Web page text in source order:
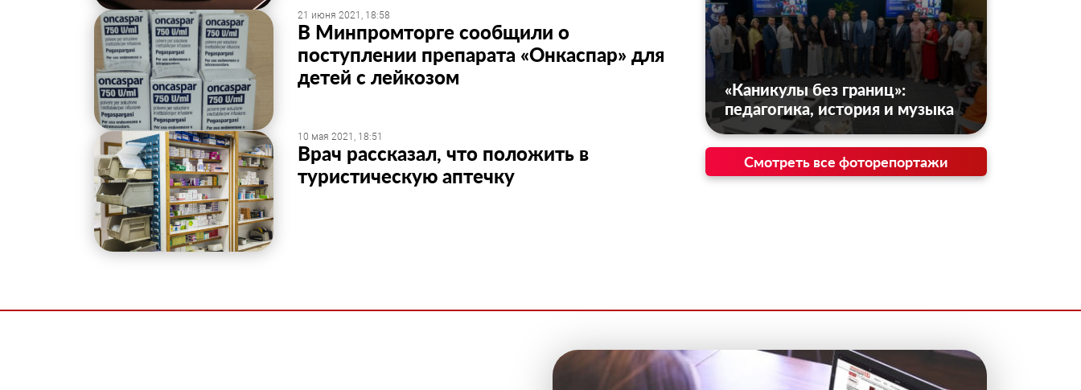
21 июня 2021, 18:58
В Минпромторге сообщили о
поступлении препарата «Онкаспар» для
детей с лейкозом
10 мая 2021, 18:51
Врач рассказал, что положить в
туристическую аптечку
«Каникулы без границ»:
педагогика, история и музыка
Смотреть все фоторепортажи